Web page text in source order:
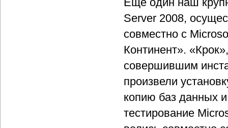
Server 2008,
совместно с
Континент».
совершившим
произвели
копию баз данных
тестирование